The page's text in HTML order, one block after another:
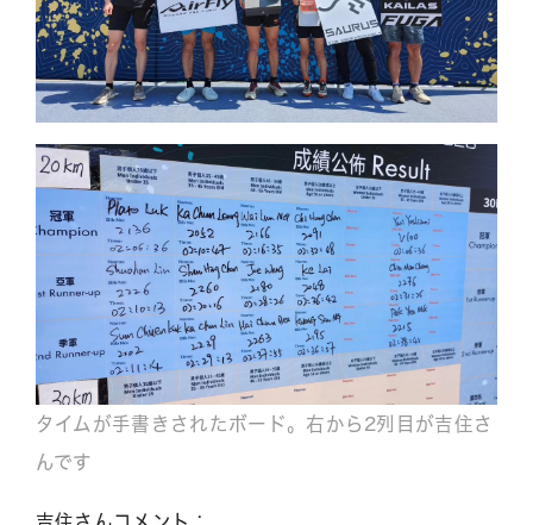
タイムが手書きされたボード。右から2列目が吉住さ
んです